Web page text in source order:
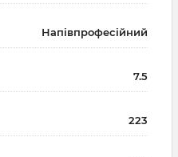
Напівпрофесійний
7.5
223